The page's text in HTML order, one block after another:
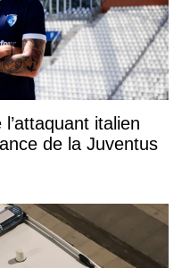
italien
de la Juventus